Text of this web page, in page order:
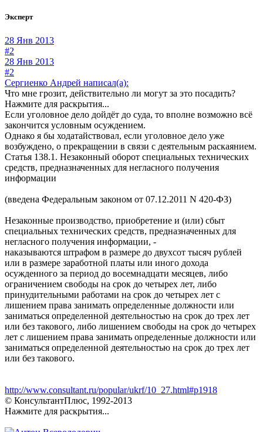
Эксперт
28 Янв 2013
#2
28 Янв 2013
#2
Сергиенко Андрей написал(а):
Что мне грозит, действительно ли могут за это посадить?
Нажмите для раскрытия...
Если уголовное дело дойдёт до суда, то вполне возможно всё
закончится условным осуждением.
Однако я бы ходатайствовал, если уголовное дело уже
возбуждено, о прекращении в связи с деятельным раскаянием.
Статья 138.1. Незаконный оборот специальных технических
средств, предназначенных для негласного получения
информации
(введена Федеральным законом от 07.12.2011 N 420-ФЗ)
Незаконные производство, приобретение и (или) сбыт
специальных технических средств, предназначенных для
негласного получения информации, -
наказываются штрафом в размере до двухсот тысяч рублей
или в размере заработной платы или иного дохода
осужденного за период до восемнадцати месяцев, либо
ограничением свободы на срок до четырех лет, либо
принудительными работами на срок до четырех лет с
лишением права занимать определенные должности или
заниматься определенной деятельностью на срок до трех лет
или без такового, либо лишением свободы на срок до четырех
лет с лишением права занимать определенные должности или
заниматься определенной деятельностью на срок до трех лет
или без такового.
http://www.consultant.ru/popular/ukrf/10_27.html#p1918
© КонсультантПлюс, 1992-2013
Нажмите для раскрытия...